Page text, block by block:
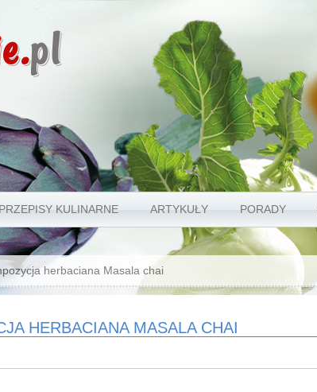
pl
PRZEPISY KULINARNE ARTYKUŁY PORADY
herbaciana Masala chai
HERBACIANA MASALA CHAI